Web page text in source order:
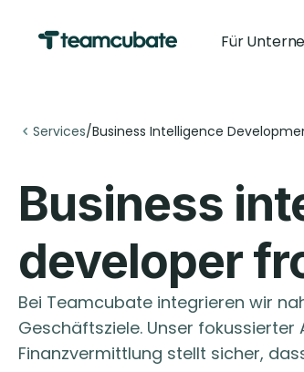
Für
Services/Business Intelligence
Business
developer
Bei Teamcubate integrieren wir
Geschäftsziele. Unser fokussierter
Finanzvermittlung stellt sicher,